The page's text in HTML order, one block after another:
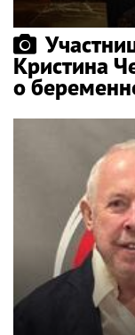
Кристина
о